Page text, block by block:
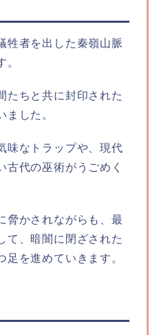
牲者を出した秦嶺山脈
。
たちと共に封印された
ました。
味なトラップや、現代
古代の巫術がうごめく
脅かされながらも、最
て、暗闇に閉ざされた
足を進めていきます。